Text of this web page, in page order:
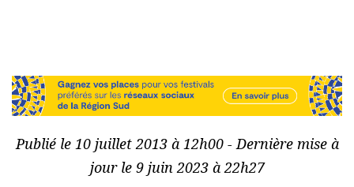
Publié le 10 juillet 2013 à 12h00 - Dernière mise à
jour le 9 juin 2023 à 22h27